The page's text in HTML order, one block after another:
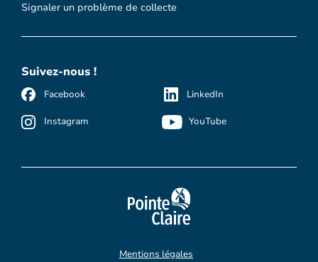
Signaler un problème de collecte
Suivez-nous !
Facebook
Instagram
LinkedIn
YouTube
Mentions légales